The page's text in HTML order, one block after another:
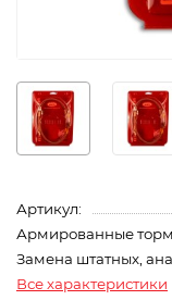
Артикул:
Армированные
Замена штатных,
Все характеристики